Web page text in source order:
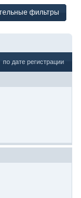
фильтры
по дате регистрации